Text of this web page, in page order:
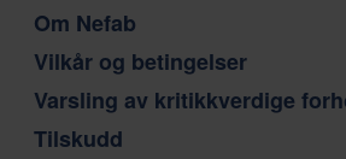
Om Nefab
Vilkår og betingelser
Varsling av kritikkverdige
Tilskudd